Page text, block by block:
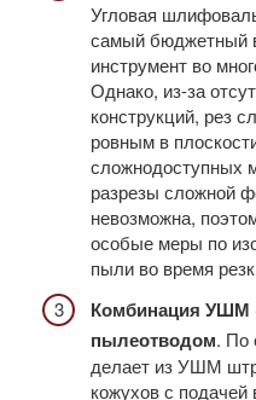
Угловая
самый бюджетный
инструмент во
Однако, из-за
конструкций, рез
ровным в
сложнодоступных
разрезы сложной
невозможна,
особые меры по
пыли во время
Комбинация УШМ
пылеотводом. По
делает из УШМ
кожухов с